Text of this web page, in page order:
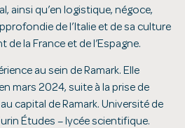
ainsi qu’en logistique, négoce,
de l’Italie et de sa culture
de la France et de l’Espagne.
au sein de Ramark. Elle
mars 2024, suite à la prise de
capital de Ramark. Université de
Études – lycée scientifique.